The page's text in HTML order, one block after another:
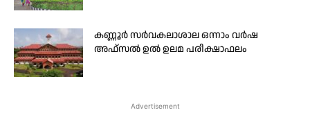
കണ്ണൂർ സർവകലാശാല ഒന്നാം വർഷ
അഫ്സൽ ഉൽ ഉലമ പരീക്ഷാഫലം
Advertisement